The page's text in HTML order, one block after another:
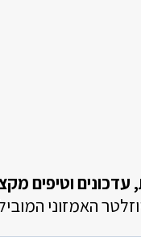
וטיפים
האמזוני